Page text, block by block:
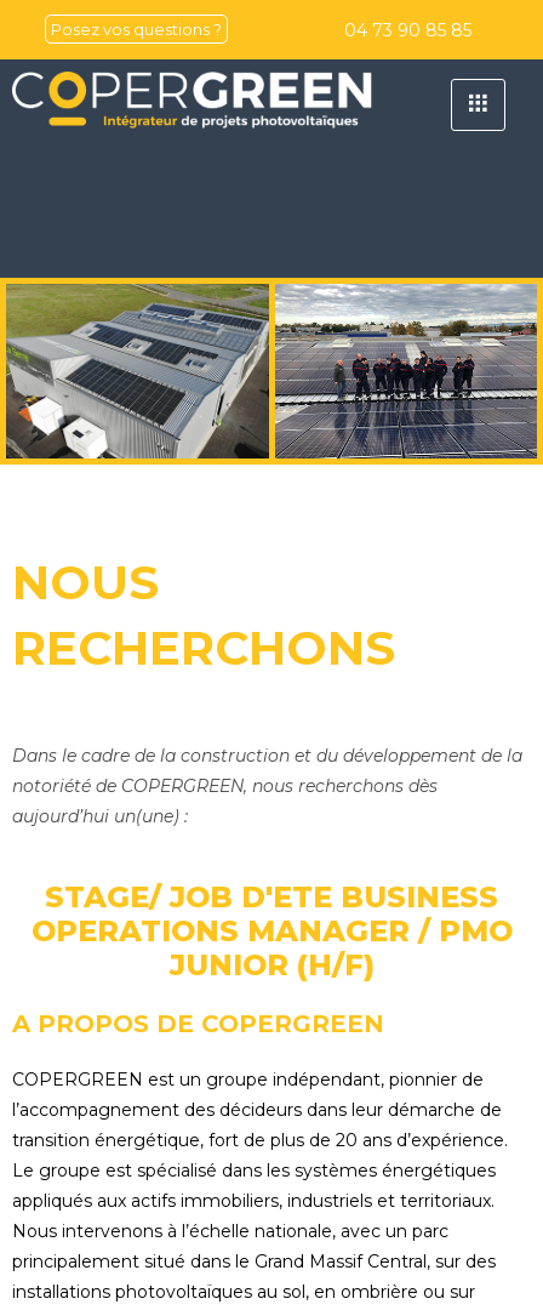
Posez vos questions ? 04 73 90 85 85
NOUS
RECHERCHONS
Dans le cadre de la construction et du développement de la
notoriété de COPERGREEN, nous recherchons dès
aujourd’hui un(une) :
STAGE/ JOB D'ETE BUSINESS
OPERATIONS MANAGER / PMO
JUNIOR (H/F)
A PROPOS DE COPERGREEN
COPERGREEN est un groupe indépendant, pionnier de
l’accompagnement des décideurs dans leur démarche de
transition énergétique, fort de plus de 20 ans d’expérience.
Le groupe est spécialisé dans les systèmes énergétiques
appliqués aux actifs immobiliers, industriels et territoriaux.
Nous intervenons à l’échelle nationale, avec un parc
principalement situé dans le Grand Massif Central, sur des
installations photovoltaïques au sol, en ombrière ou sur